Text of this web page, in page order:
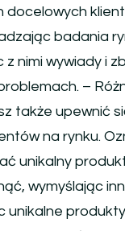
docelowych
badania
nimi wywiady i
–
także upewnić
na rynku.
unikalny produkt
wymyślając
unikalne